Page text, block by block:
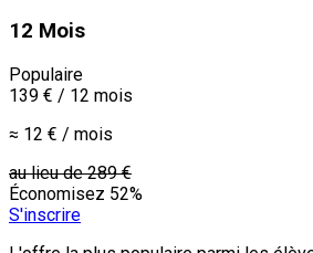
12 Mois
Populaire
139 € / 12 mois
≈ 12 € / mois
au lieu de 289 €
Économisez 52%
S'inscrire